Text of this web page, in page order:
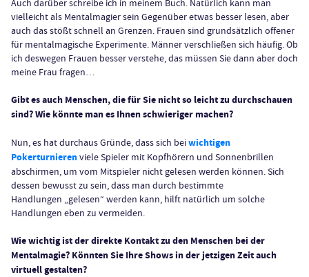
vielleicht als Mentalmagier sein Gegenüber etwas besser lesen, aber
auch das stößt schnell an Grenzen. Frauen sind grundsätzlich offener
für mentalmagische Experimente. Männer verschließen sich häufig. Ob
ich deswegen Frauen besser verstehe, das müssen Sie dann aber doch
meine Frau fragen…
Gibt es auch Menschen, die für Sie nicht so leicht zu durchschauen
sind? Wie könnte man es Ihnen schwieriger machen?
Nun, es hat durchaus Gründe, dass sich beiwichtigen
Pokerturnierenviele Spieler mit Kopfhörern und Sonnenbrillen
abschirmen, um vom Mitspieler nicht gelesen werden können. Sich
dessen bewusst zu sein, dass man durch bestimmte
Handlungen „gelesen“ werden kann, hilft natürlich um solche
Handlungen eben zu vermeiden.
Wie wichtig ist der direkte Kontakt zu den Menschen bei der
Mentalmagie? Könnten Sie Ihre Shows in der jetzigen Zeit auch
virtuell gestalten?